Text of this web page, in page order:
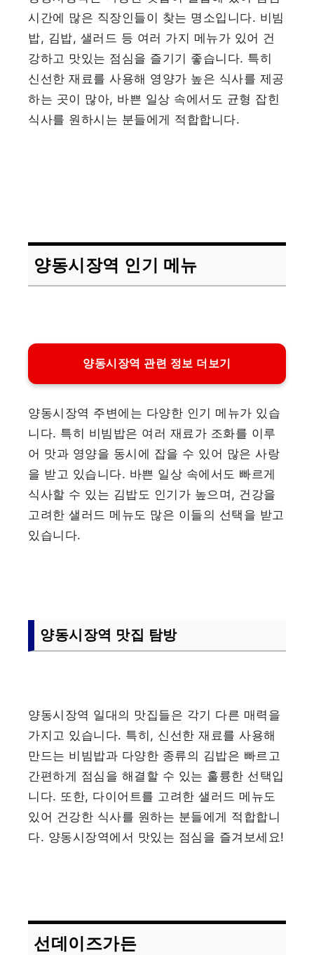
시간에 많은 직장인들이 찾는 명소입니다. 비빔
밥, 김밥, 샐러드 등 여러 가지 메뉴가 있어 건
강하고 맛있는 점심을 즐기기 좋습니다. 특히
신선한 재료를 사용해 영양가 높은 식사를 제공
하는 곳이 많아, 바쁜 일상 속에서도 균형 잡힌
식사를 원하시는 분들에게 적합합니다.
양동시장역 인기 메뉴
양동시장역 관련 정보 더보기
양동시장역 주변에는 다양한 인기 메뉴가 있습
니다. 특히 비빔밥은 여러 재료가 조화를 이루
어 맛과 영양을 동시에 잡을 수 있어 많은 사랑
을 받고 있습니다. 바쁜 일상 속에서도 빠르게
식사할 수 있는 김밥도 인기가 높으며, 건강을
고려한 샐러드 메뉴도 많은 이들의 선택을 받고
있습니다.
양동시장역 맛집 탐방
양동시장역 일대의 맛집들은 각기 다른 매력을
가지고 있습니다. 특히, 신선한 재료를 사용해
만드는 비빔밥과 다양한 종류의 김밥은 빠르고
간편하게 점심을 해결할 수 있는 훌륭한 선택입
니다. 또한, 다이어트를 고려한 샐러드 메뉴도
있어 건강한 식사를 원하는 분들에게 적합합니
다. 양동시장역에서 맛있는 점심을 즐겨보세요!
선데이즈가든